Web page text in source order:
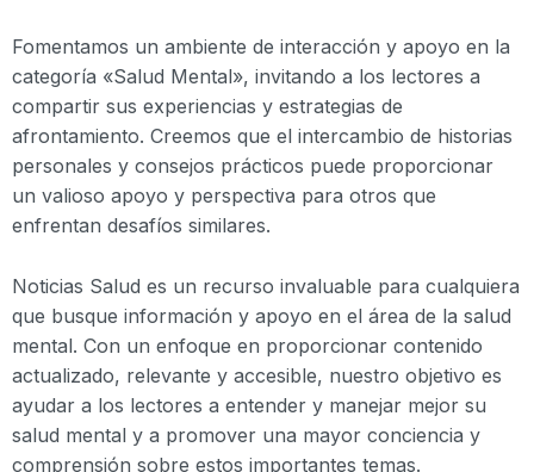
Fomentamos un ambiente de interacción y apoyo en la
categoría «Salud Mental», invitando a los lectores a
compartir sus experiencias y estrategias de
afrontamiento. Creemos que el intercambio de historias
personales y consejos prácticos puede proporcionar
un valioso apoyo y perspectiva para otros que
enfrentan desafíos similares.
Noticias Salud es un recurso invaluable para cualquiera
que busque información y apoyo en el área de la salud
mental. Con un enfoque en proporcionar contenido
actualizado, relevante y accesible, nuestro objetivo es
ayudar a los lectores a entender y manejar mejor su
salud mental y a promover una mayor conciencia y
comprensión sobre estos importantes temas.